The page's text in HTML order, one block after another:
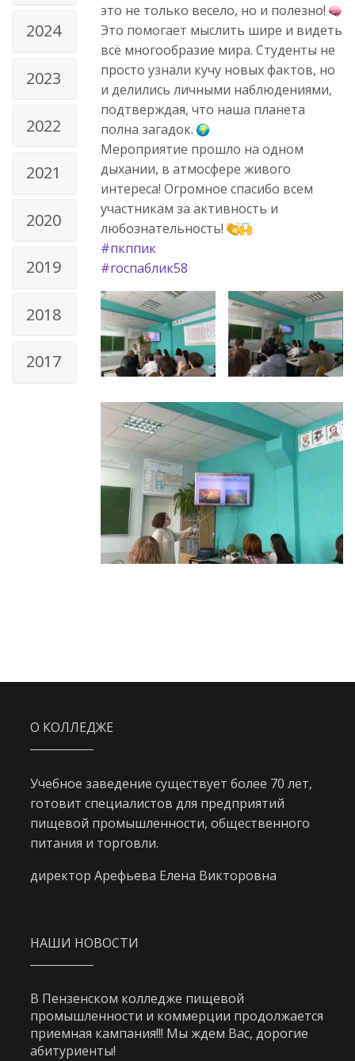
2024
2023
2022
2021
2020
2019
2018
2017
это не только весело, но и полезно!
Это помогает мыслить шире и видеть
всё многообразие мира. Студенты не
просто узнали кучу новых фактов, но
и делились личными наблюдениями,
подтверждая, что наша планета
полна загадок.
Мероприятие прошло на одном
дыхании, в атмосфере живого
интереса! Огромное спасибо всем
участникам за активность и
любознательность!
#пкппик
#госпаблик58
О КОЛЛЕДЖЕ
Учебное заведение существует более 70 лет,
готовит специалистов для предприятий
пищевой промышленности, общественного
питания и торговли.
директор Арефьева Елена Викторовна
НАШИ НОВОСТИ
В Пензенском колледже пищевой
промышленности и коммерции продолжается
приемная кампания!!! Мы ждем Вас, дорогие
абитуриенты!